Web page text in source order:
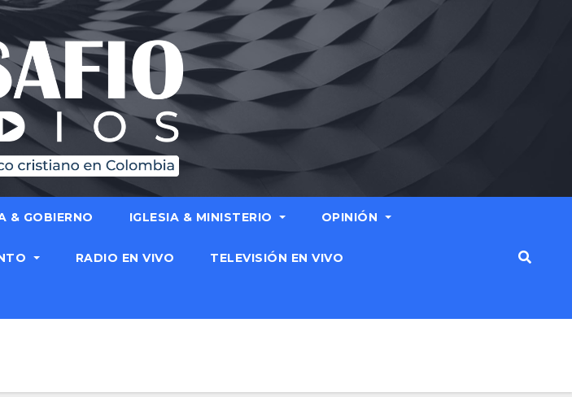
& GOBIERNO IGLESIA & MINISTERIO OPINIÓN
RADIO EN VIVO TELEVISIÓN EN VIVO